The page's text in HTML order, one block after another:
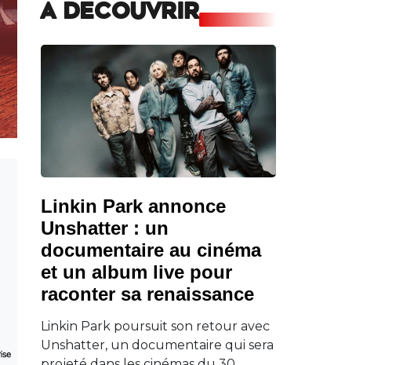
A DECOUVRIR
Linkin Park annonce
Unshatter : un
documentaire au cinéma
et un album live pour
raconter sa renaissance
Linkin Park poursuit son retour avec
Unshatter, un documentaire qui sera